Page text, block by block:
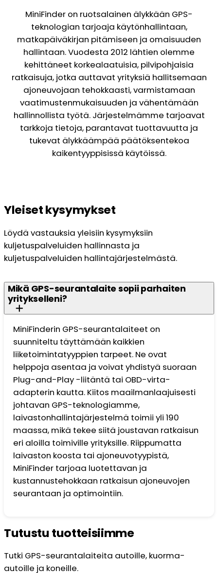
MiniFinder on ruotsalainen älykkään GPS-
teknologian tarjoaja käytönhallintaan,
matkapäiväkirjan pitämiseen ja omaisuuden
hallintaan. Vuodesta 2012 lähtien olemme
kehittäneet korkealaatuisia, pilvipohjaisia
ratkaisuja, jotka auttavat yrityksiä hallitsemaan
ajoneuvojaan tehokkaasti, varmistamaan
vaatimustenmukaisuuden ja vähentämään
hallinnollista työtä. Järjestelmämme tarjoavat
tarkkoja tietoja, parantavat tuottavuutta ja
tukevat älykkäämpää päätöksentekoa
kaikentyyppisissä käytöissä.
Yleiset kysymykset
Löydä vastauksia yleisiin kysymyksiin
kuljetuspalveluiden hallinnasta ja
kuljetuspalveluiden hallintajärjestelmästä.
Mikä GPS-seurantalaite sopii parhaiten
yritykselleni?
MiniFinderin GPS-seurantalaiteet on
suunniteltu täyttämään kaikkien
liiketoimintatyyppien tarpeet. Ne ovat
helppoja asentaa ja voivat yhdistyä suoraan
Plug-and-Play -liitäntä tai OBD-virta-
adapterin kautta. Kiitos maailmanlaajuisesti
johtavan GPS-teknologiamme,
laivastonhallintajärjestelmä toimii yli 190
maassa, mikä tekee siitä joustavan ratkaisun
eri aloilla toimiville yrityksille. Riippumatta
laivaston koosta tai ajoneuvotyypistä,
MiniFinder tarjoaa luotettavan ja
kustannustehokkaan ratkaisun ajoneuvojen
seurantaan ja optimointiin.
Tutustu tuotteisiimme
Tutki GPS-seurantalaiteita autoille, kuorma-
autoille ja koneille.